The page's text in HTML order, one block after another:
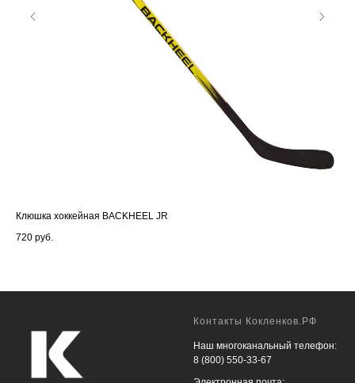
Клюшка хоккейная BACKHEEL JR
720 руб.
Контакты Кокленков.РФ
Наш многоканальный телефон:
8 (800) 550-33-67